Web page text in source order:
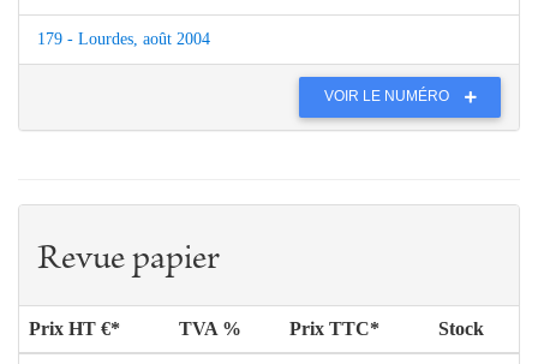
179 - Lourdes, août 2004
VOIR LE NUMÉRO
Revue papier
Prix HT €* TVA % Prix TTC* Stock